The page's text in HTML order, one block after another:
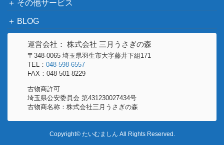
その他サービス
BLOG
運営会社： 株式会社 三月うさぎの森
〒348-0065 埼玉県羽生市大字藤井下組171
TEL： 048-598-6557
FAX：048-501-8229
古物商許可
埼玉県公安委員会 第431230027434号
古物商名称：株式会社三月うさぎの森
Copyright© たいむましん All Rights Reserved.